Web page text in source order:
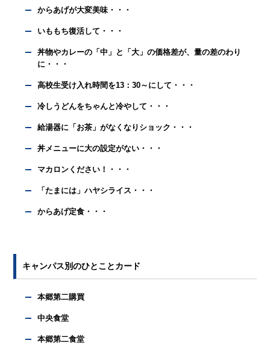
からあげが大変美味・・・
いももち復活して・・・
丼物やカレーの「中」と「大」の価格差が、量の差のわり
に・・・
高校生受け入れ時間を13：30～にして・・・
冷しうどんをちゃんと冷やして・・・
給湯器に「お茶」がなくなりショック・・・
丼メニューに大の設定がない・・・
マカロンください！・・・
「たまには」ハヤシライス・・・
からあげ定食・・・
キャンパス別のひとことカード
本郷第二購買
中央食堂
本郷第二食堂